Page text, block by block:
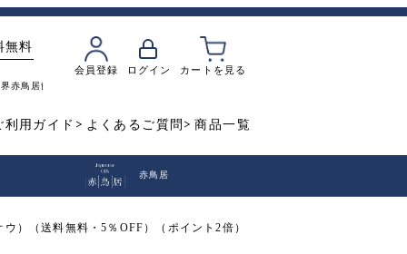
会員登録 ログイン カートを見る
無料
赤鳥居飲み比べ
利用ガイド よくあるご質問 商品一覧
赤鳥居
）（送料無料・5％OFF）（ポイント2倍）